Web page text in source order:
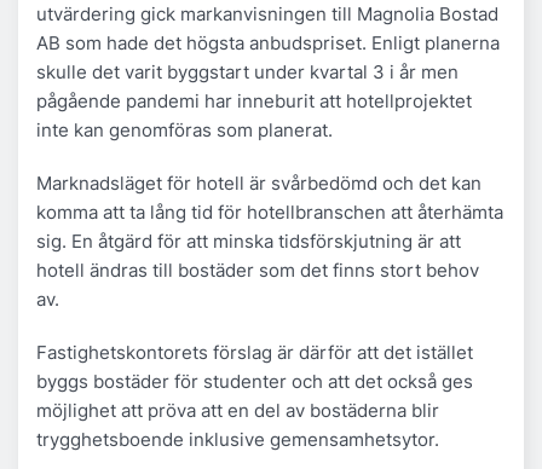
utvärdering gick markanvisningen till Magnolia Bostad
AB som hade det högsta anbudspriset. Enligt planerna
skulle det varit byggstart under kvartal 3 i år men
pågående pandemi har inneburit att hotellprojektet
inte kan genomföras som planerat.
Marknadsläget för hotell är svårbedömd och det kan
komma att ta lång tid för hotellbranschen att återhämta
sig. En åtgärd för att minska tidsförskjutning är att
hotell ändras till bostäder som det finns stort behov
av.
Fastighetskontorets förslag är därför att det istället
byggs bostäder för studenter och att det också ges
möjlighet att pröva att en del av bostäderna blir
trygghetsboende inklusive gemensamhetsytor.